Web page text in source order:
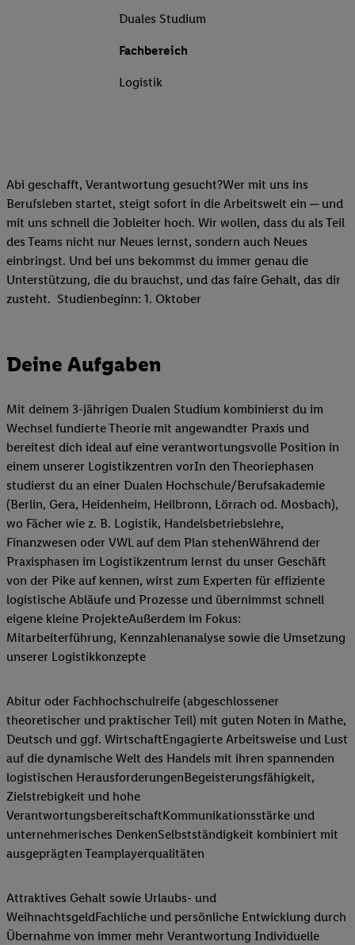
Duales Studium
Fachbereich
Logistik
Abi geschafft, Verantwortung gesucht?Wer mit uns ins
Berufsleben startet, steigt sofort in die Arbeitswelt ein ─ und
mit uns schnell die Jobleiter hoch. Wir wollen, dass du als Teil
des Teams nicht nur Neues lernst, sondern auch Neues
einbringst. Und bei uns bekommst du immer genau die
Unterstützung, die du brauchst, und das faire Gehalt, das dir
zusteht. Studienbeginn: 1. Oktober
Deine Aufgaben
Mit deinem 3-jährigen Dualen Studium kombinierst du im
Wechsel fundierte Theorie mit angewandter Praxis und
bereitest dich ideal auf eine verantwortungsvolle Position in
einem unserer Logistikzentren vorIn den Theoriephasen
studierst du an einer Dualen Hochschule/Berufsakademie
(Berlin, Gera, Heidenheim, Heilbronn, Lörrach od. Mosbach),
wo Fächer wie z. B. Logistik, Handelsbetriebslehre,
Finanzwesen oder VWL auf dem Plan stehenWährend der
Praxisphasen im Logistikzentrum lernst du unser Geschäft
von der Pike auf kennen, wirst zum Experten für effiziente
logistische Abläufe und Prozesse und übernimmst schnell
eigene kleine ProjekteAußerdem im Fokus:
Mitarbeiterführung, Kennzahlenanalyse sowie die Umsetzung
unserer Logistikkonzepte
Abitur oder Fachhochschulreife (abgeschlossener
theoretischer und praktischer Teil) mit guten Noten in Mathe,
Deutsch und ggf. WirtschaftEngagierte Arbeitsweise und Lust
auf die dynamische Welt des Handels mit ihren spannenden
logistischen HerausforderungenBegeisterungsfähigkeit,
Zielstrebigkeit und hohe
VerantwortungsbereitschaftKommunikationsstärke und
unternehmerisches DenkenSelbstständigkeit kombiniert mit
ausgeprägten Teamplayerqualitäten
Attraktives Gehalt sowie Urlaubs- und
WeihnachtsgeldFachliche und persönliche Entwicklung durch
Übernahme von immer mehr Verantwortung Individuelle